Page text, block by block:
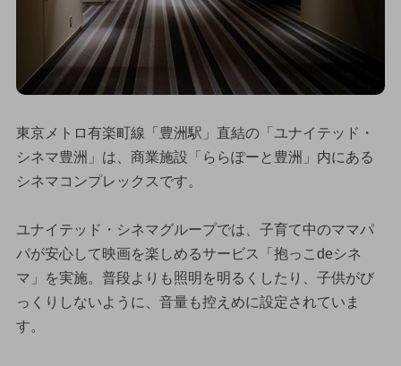
東京メトロ有楽町線「豊洲駅」直結の「ユナイテッド・
シネマ豊洲」は、商業施設「ららぽーと豊洲」内にある
シネマコンプレックスです。
ユナイテッド・シネマグループでは、子育て中のママパ
パが安心して映画を楽しめるサービス「抱っこdeシネ
マ」を実施。普段よりも照明を明るくしたり、子供がび
っくりしないように、音量も控えめに設定されていま
す。